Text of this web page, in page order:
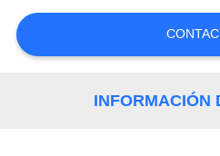
CONTACTO
CON
NOTICIASINFORMACIÓN